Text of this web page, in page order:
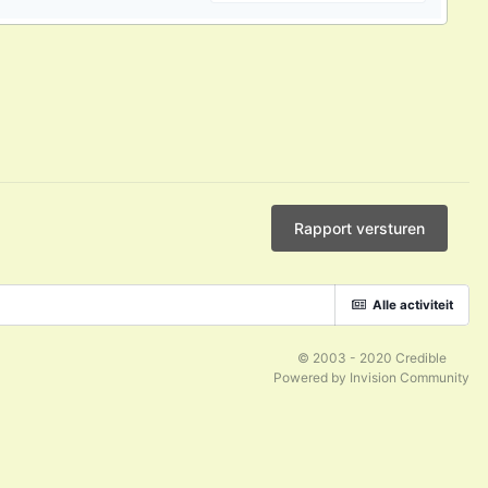
Rapport versturen
Alle activiteit
© 2003 - 2020 Credible
Powered by Invision Community